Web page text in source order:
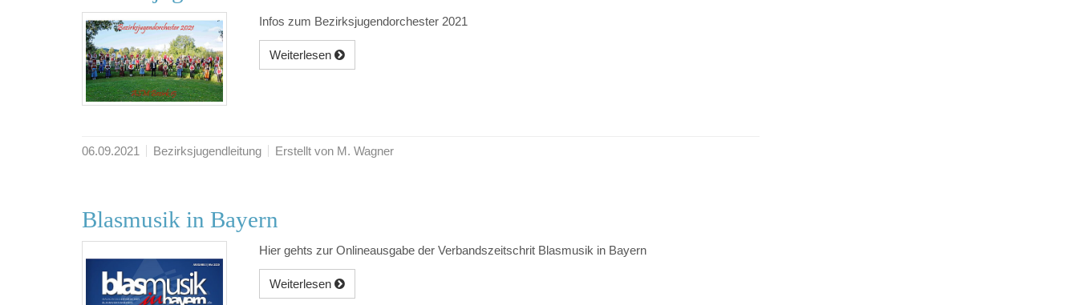
Infos zum Bezirksjugendorchester 2021
Weiterlesen
06.09.2021 Bezirksjugendleitung Erstellt von M. Wagner
Blasmusik in Bayern
Hier gehts zur Onlineausgabe der Verbandszeitschrit Blasmusik in Bayern
Weiterlesen